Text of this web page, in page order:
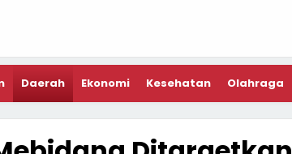
Daerah Ekonomi Kesehatan Olahraga